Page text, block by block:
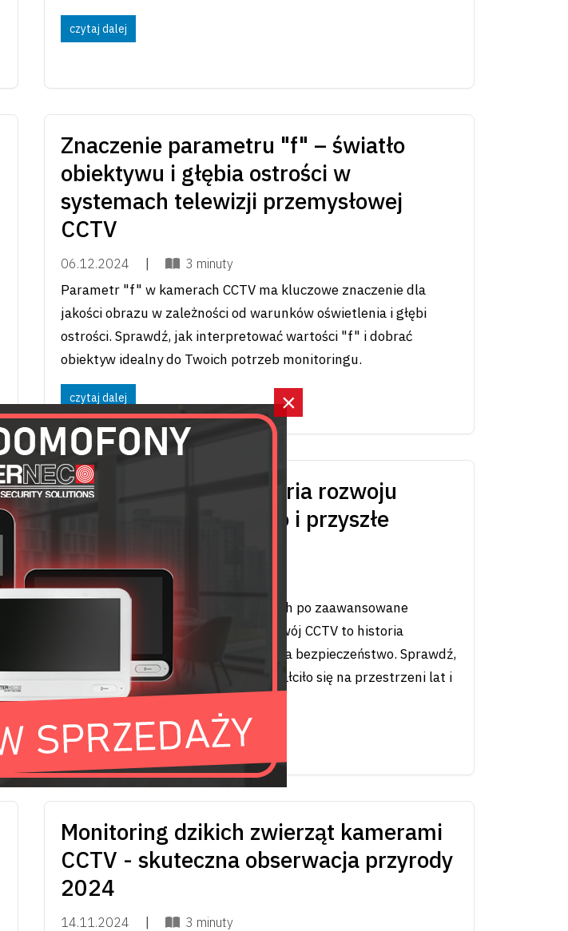
×
czytaj dalej
Znaczenie parametru "f" – światło
obiektywu i głębia ostrości w
systemach telewizji przemysłowej
CCTV
06.12.2024 3 minuty
Parametr "f" w kamerach CCTV ma kluczowe znaczenie dla
jakości obrazu w zależności od warunków oświetlenia i głębi
ostrości. Sprawdź, jak interpretować wartości "f" i dobrać
obiektyw idealny do Twoich potrzeb monitoringu.
czytaj dalej
Ewolucja CCTV – historia rozwoju
monitoringu wizyjnego i przyszłe
kierunki
21.11.2024 |
Od prymitywnych kamer analogowych po zaawansowane
systemy sztucznej inteligencji – rozwój CCTV to historia
technologii, która zrewolucjonizowała bezpieczeństwo. Sprawdź,
jak monitorowanie wizyjne przekształciło się na przestrzeni lat i
jakie wyzwania niesie przyszłość.
czytaj dalej
Monitoring dzikich zwierząt kamerami
CCTV - skuteczna obserwacja przyrody
2024
14.11.2024 3 minuty